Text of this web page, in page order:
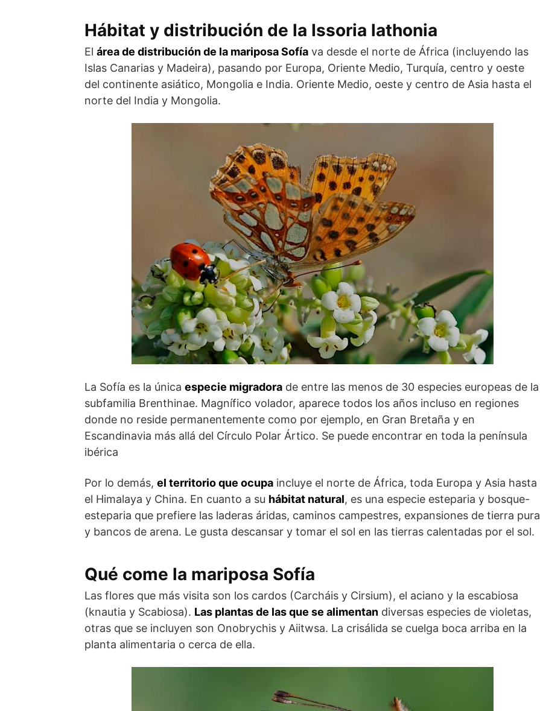
Hábitat y distribución de la Issoria lathonia
El área de distribución de la mariposa Sofía va desde el norte de África (incluyendo las
Islas Canarias y Madeira), pasando por Europa, Oriente Medio, Turquía, centro y oeste
del continente asiático, Mongolia e India. Oriente Medio, oeste y centro de Asia hasta el
norte del India y Mongolia.
La Sofía es la única especie migradora de entre las menos de 30 especies europeas de la
subfamilia Brenthinae. Magnífico volador, aparece todos los años incluso en regiones
donde no reside permanentemente como por ejemplo, en Gran Bretaña y en
Escandinavia más allá del Círculo Polar Ártico. Se puede encontrar en toda la península
ibérica
Por lo demás, el territorio que ocupa incluye el norte de África, toda Europa y Asia hasta
el Himalaya y China. En cuanto a su hábitat natural, es una especie esteparia y bosque-
esteparia que prefiere las laderas áridas, caminos campestres, expansiones de tierra pura
y bancos de arena. Le gusta descansar y tomar el sol en las tierras calentadas por el sol.
Qué come la mariposa Sofía
Las flores que más visita son los cardos (Carcháis y Cirsium), el aciano y la escabiosa
(knautia y Scabiosa). Las plantas de las que se alimentan diversas especies de violetas,
otras que se incluyen son Onobrychis y Aiitwsa. La crisálida se cuelga boca arriba en la
planta alimentaria o cerca de ella.